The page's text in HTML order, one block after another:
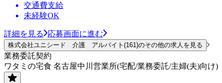
交通費支給
未経験OK
詳細を見る 応募画面に進む
株式会社ユニシード 介護 アルバイト(161)のその他の求人を見る
業務委託契約
ワタミの宅食 名古屋中川営業所(宅配/業務委託/主婦(夫)向け)